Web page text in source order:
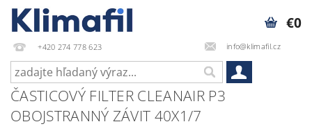
+420 274 778 623 info@klimafil.cz
€0
ČASTICOVÝ FILTER CLEANAIR P3
OBOJSTRANNÝ ZÁVIT 40X1/7